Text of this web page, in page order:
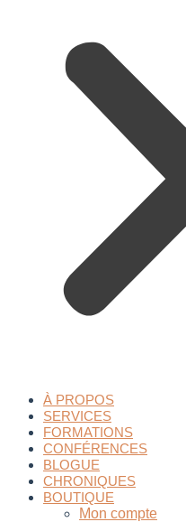
À PROPOS
SERVICES
FORMATIONS
CONFÉRENCES
BLOGUE
CHRONIQUES
BOUTIQUE
Mon compte